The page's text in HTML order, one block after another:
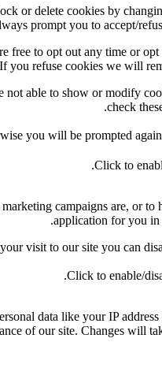
or delete cookies by
prompt you to accept/
free to opt out any time or
you refuse cookies we will
able to show or modify
check
you will be prompted
Click to
campaigns are, or to
application for you in
visit to our site you can
Click to enable/
data like your IP
of our site. Changes will